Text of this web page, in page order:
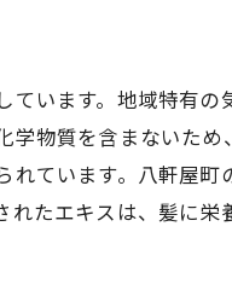
カルケアが髪に与える
を活用した髪質改善の
不使用の髪質改善製品
髪を維持するための化
います。地域特有
物質を含まないた
ています。八軒屋
たエキスは、髪に